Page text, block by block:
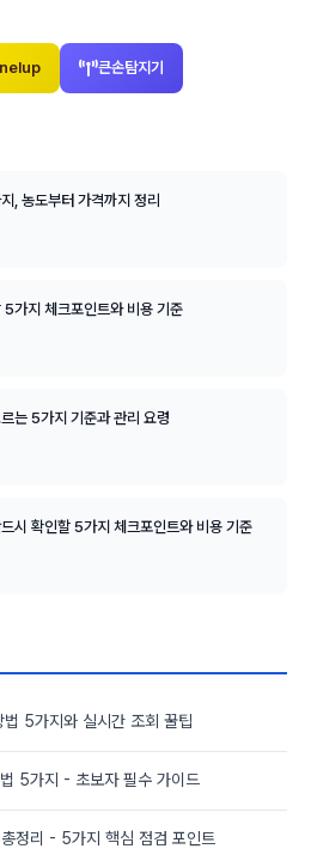
큰손탐지기
, 농도부터 가격까지 정리
가지 체크포인트와 비용 기준
는 5가지 기준과 관리 요령
시 확인할 5가지 체크포인트와 비용 기준
5가지와 실시간 조회 꿀팁
5가지 - 초보자 필수 가이드
정리 - 5가지 핵심 점검 포인트